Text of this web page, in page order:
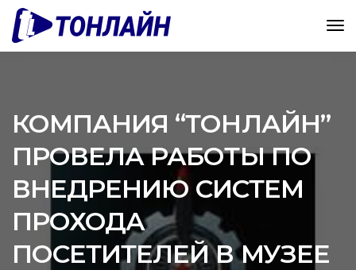
КОМПАНИЯ “ТОНЛАЙН”
ПРОВЕЛА РАБОТЫ ПО
ВНЕДРЕНИЮ СИСТЕМ
ПРОХОДА
ПОСЕТИТЕЛЕЙ В МУЗЕЕ